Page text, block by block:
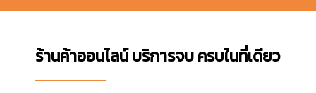
ร้านค้าออนไลน์ บริการจบ ครบในที่เดียว